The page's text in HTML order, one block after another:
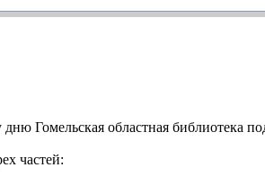
Гомельская областная библиотека
частей: